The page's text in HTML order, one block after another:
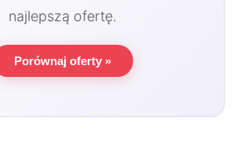
najlepszą ofertę.
Porównaj oferty »